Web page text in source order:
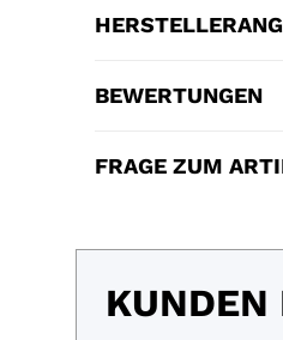
BEWERTUNGEN
FRAGE ZUM